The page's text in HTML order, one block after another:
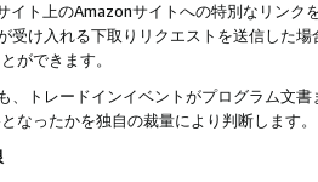
イト上のAmazonサイトへの特別なリン
受け入れる下取りリクエストを送信した
ができます。
、トレードインイベントがプログラム文
なったかを独自の裁量により判断します。